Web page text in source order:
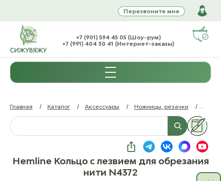
Перезвоните мне
+7 (901) 594 45 05 (Шоу-рум)
+7 (991) 404 30 41 (Интернет-заказы)
Главная / Каталог / Аксессуары / Ножницы, резачки /
Hemline Кольцо с лезвием для обрезания
нити N4372